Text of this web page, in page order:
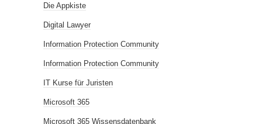
Die Appkiste
Digital Lawyer
Information Protection Community
Information Protection Community
IT Kurse für Juristen
Microsoft 365
Microsoft 365 Wissensdatenbank